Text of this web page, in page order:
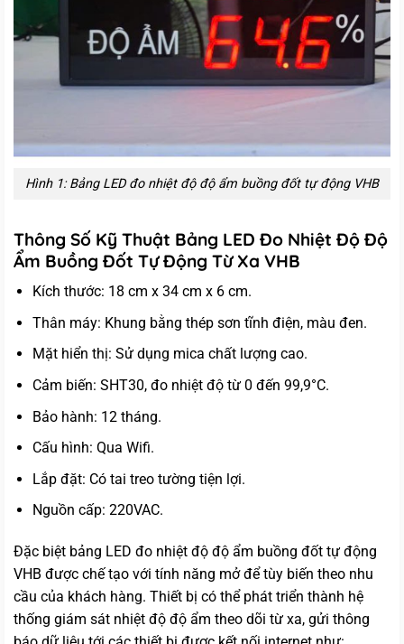
Hình 1: Bảng LED đo nhiệt độ độ ẩm buồng đốt tự động VHB
Thông Số Kỹ Thuật Bảng LED Đo Nhiệt Độ Độ
Ẩm Buồng Đốt Tự Động Từ Xa VHB
Kích thước: 18 cm x 34 cm x 6 cm.
Thân máy: Khung bằng thép sơn tĩnh điện, màu đen.
Mặt hiển thị: Sử dụng mica chất lượng cao.
Cảm biến: SHT30, đo nhiệt độ từ 0 đến 99,9°C.
Bảo hành: 12 tháng.
Cấu hình: Qua Wifi.
Lắp đặt: Có tai treo tường tiện lợi.
Nguồn cấp: 220VAC.
Đặc biệt bảng LED đo nhiệt độ độ ẩm buồng đốt tự động
VHB được chế tạo với tính năng mở để tùy biến theo nhu
cầu của khách hàng. Thiết bị có thể phát triển thành hệ
thống giám sát nhiệt độ độ ẩm theo dõi từ xa, gửi thông